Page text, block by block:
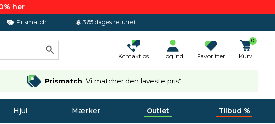
her
Prismatch 365 dages returret
Kontakt os Log ind Favoritter
0
Kurv
Prismatch Vi matcher den laveste pris*
Hjul Mærker Outlet Tilbud %